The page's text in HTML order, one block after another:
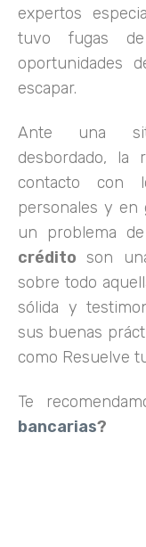
expertos
tuvo fugas
oportunidades
escapar.
Ante una
desbordado, la
contacto con
personales y en
un problema
crédito son
sobre todo
sólida y
sus buenas
como Resuelve
Te
bancarias?